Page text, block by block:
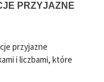
PRZYJAZNE
przyjazne
i liczbami, które